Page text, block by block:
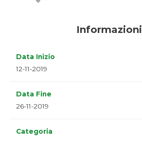
Informazioni
Data Inizio
12-11-2019
Data Fine
26-11-2019
Categoria